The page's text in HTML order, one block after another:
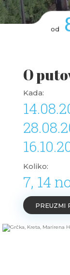
od
O
Kada:
Koliko:
7, 14
PREUZMI